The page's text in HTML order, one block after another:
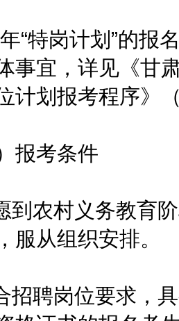
岗计划”的报名
事宜，详见《甘
计划报考程序》
考条件
农村义务教育阶
服从组织安排。
聘岗位要求，具